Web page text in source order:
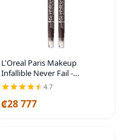
L'Oreal Paris Makeup
Infallible Never Fail -
Delineador de ojos original
color marrón negro, 0.008
4.7
₡28 777